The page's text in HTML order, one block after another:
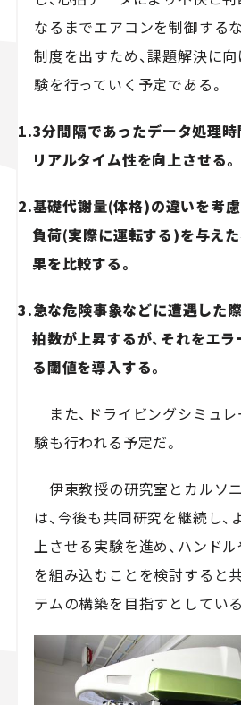
なるまでエアコンを制御する
制度を出すため、課題解決に
験を行っていく予定である。
1.3分間隔であったデータ処理
リアルタイム性を向上させる。
2.基礎代謝量(体格)の違いを考慮
負荷(実際に運転する)を与え
果を比較する。
3.急な危険事象などに遭遇した
拍数が上昇するが、それをエ
る閾値を導入する。
また、ドライビングシミュ
験も行われる予定だ。
伊東教授の研究室とカルソ
は、今後も共同研究を継続し
上させる実験を進め、ハンド
を組み込むことを検討すると
テムの構築を目指すとしている